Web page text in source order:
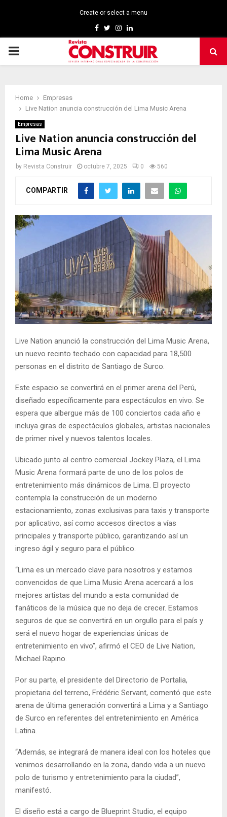
Create or select a menu
Facebook
TwitterInstagram
Linkedin
PRIMARY
Home
Empresas
Live Nation anuncia construcción del Lima Music Arena
Empresas
Live Nation anuncia construcción del
Lima Music Arena
by Revista Construir octubre 7, 2025 0 560
COMPARTIR
Live Nation anunció la construcción del Lima Music Arena,
un nuevo recinto techado con capacidad para 18,500
personas en el distrito de Santiago de Surco.
Este espacio se convertirá en el primer arena del Perú,
diseñado específicamente para espectáculos en vivo. Se
espera que albergue más de 100 conciertos cada año e
incluya giras de espectáculos globales, artistas nacionales
de primer nivel y nuevos talentos locales.
Ubicado junto al centro comercial Jockey Plaza, el Lima
Music Arena formará parte de uno de los polos de
entretenimiento más dinámicos de Lima. El proyecto
contempla la construcción de un moderno
estacionamiento, zonas exclusivas para taxis y transporte
por aplicativo, así como accesos directos a vías
principales y transporte público, garantizando así un
ingreso ágil y seguro para el público.
“Lima es un mercado clave para nosotros y estamos
convencidos de que Lima Music Arena acercará a los
mejores artistas del mundo a esta comunidad de
fanáticos de la música que no deja de crecer. Estamos
seguros de que se convertirá en un orgullo para el país y
será el nuevo hogar de experiencias únicas de
entretenimiento en vivo”, afirmó el CEO de Live Nation,
Michael Rapino.
Por su parte, el presidente del Directorio de Portalia,
propietaria del terreno, Frédéric Servant, comentó que este
arena de última generación convertirá a Lima y a Santiago
de Surco en referentes del entretenimiento en América
Latina.
“Además, se integrará de manera ideal con los hoteles que
venimos desarrollando en la zona, dando vida a un nuevo
polo de turismo y entretenimiento para la ciudad”,
manifestó.
El diseño está a cargo de Blueprint Studio, el equipo